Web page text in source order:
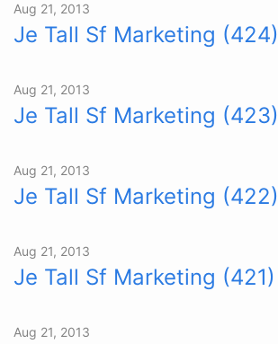
Aug 21, 2013
Je Tall Sf Marketing (424)
Aug 21, 2013
Je Tall Sf Marketing (423)
Aug 21, 2013
Je Tall Sf Marketing (422)
Aug 21, 2013
Je Tall Sf Marketing (421)
Aug 21, 2013